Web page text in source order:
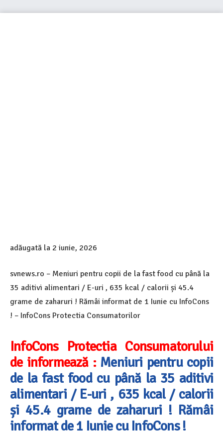
adăugată la 2 iunie, 2026
svnews.ro – Meniuri pentru copii de la fast food cu până la
35 aditivi alimentari / E-uri , 635 kcal / calorii și 45.4
grame de zaharuri ! Rămâi informat de 1 Iunie cu InfoCons
! – InfoCons Protectia Consumatorilor
InfoCons Protectia Consumatorului
de informează : Meniuri pentru copii
de la fast food cu până la 35 aditivi
alimentari / E-uri , 635 kcal / calorii
și 45.4 grame de zaharuri ! Rămâi
informat de 1 Iunie cu InfoCons !